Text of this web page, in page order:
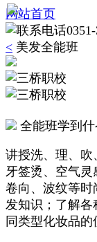
网站首页
< 美发全能班
全能班学到什
讲授洗、理、吹
牙签烫、空气灵
卷向、波纹等时
发知识；了解
同类型化妆品